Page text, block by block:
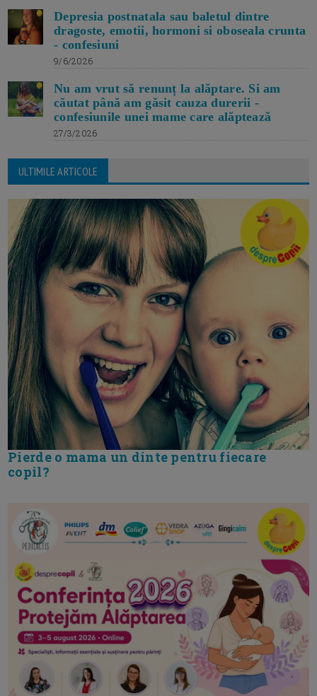
Depresia postnatala sau baletul dintre
dragoste, emotii, hormoni si oboseala crunta
- confesiuni
9/6/2026
Nu am vrut să renunț la alăptare. Si am
căutat până am găsit cauza durerii -
confesiunile unei mame care alăptează
27/3/2026
ULTIMILE ARTICOLE
Pierde o mama un dinte pentru fiecare
copil?